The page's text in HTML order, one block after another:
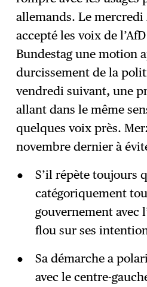
allemands. Le mercredi
accepté les voix de
Bundestag une motion
durcissement de la
vendredi suivant, une
allant dans le même
quelques voix près.
novembre dernier à
S’il répète toujours
catégoriquement
gouvernement avec
flou sur ses
Sa démarche a
avec le centre-